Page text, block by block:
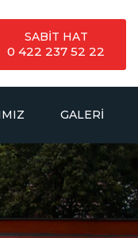
SABİT HAT
0 422 237 52 22
GALERI